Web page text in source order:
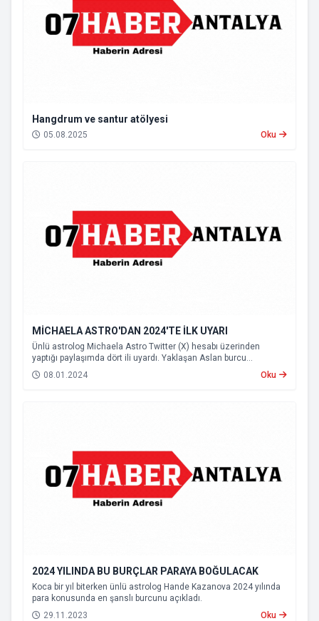
Hangdrum ve santur atölyesi
05.08.2025 Oku
MİCHAELA ASTRO'DAN 2024'TE İLK UYARI
Ünlü astrolog Michaela Astro Twitter (X) hesabı üzerinden
yaptığı paylaşımda dört ili uyardı. Yaklaşan Aslan burcu
dolunayının bu bölgelerde depremi tetiklediğini söyledi.
08.01.2024 Oku
2024 YILINDA BU BURÇLAR PARAYA BOĞULACAK
Koca bir yıl biterken ünlü astrolog Hande Kazanova 2024 yılında
para konusunda en şanslı burcunu açıkladı.
29.11.2023
Oku